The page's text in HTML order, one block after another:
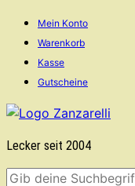
Mein Konto
Warenkorb
Kasse
Gutscheine
Lecker seit 2004